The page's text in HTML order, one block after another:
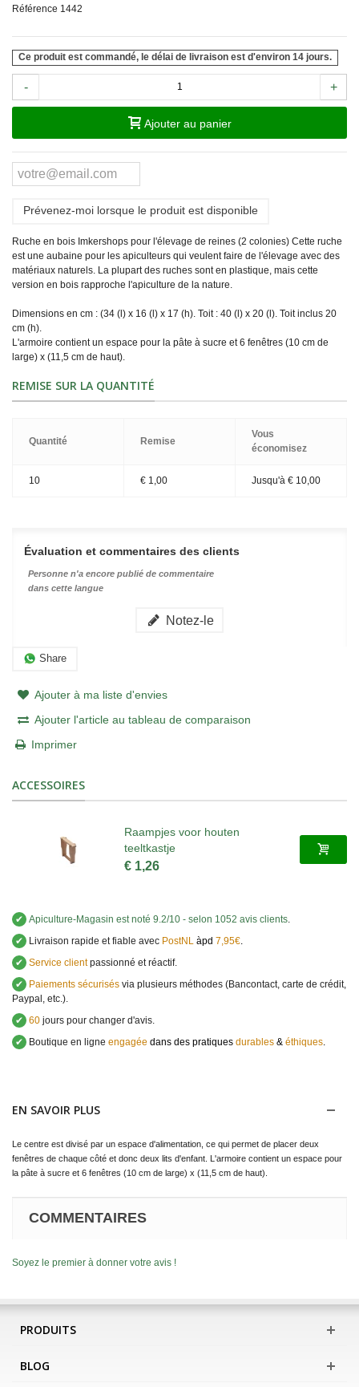
Référence 1442
Ce produit est commandé, le délai de livraison est d'environ 14 jours.
- +
Ajouter au panier
Prévenez-moi lorsque le produit est disponible
Ruche en bois Imkershops pour l'élevage de reines (2 colonies) Cette ruche
est une aubaine pour les apiculteurs qui veulent faire de l'élevage avec des
matériaux naturels. La plupart des ruches sont en plastique, mais cette
version en bois rapproche l'apiculture de la nature.
Dimensions en cm : (34 (l) x 16 (l) x 17 (h). Toit : 40 (l) x 20 (l). Toit inclus 20
cm (h).
L'armoire contient un espace pour la pâte à sucre et 6 fenêtres (10 cm de
large) x (11,5 cm de haut).
REMISE SUR LA QUANTITÉ
Quantité Remise
Vous
économisez
10 € 1,00 Jusqu'à € 10,00
Évaluation et commentaires des clients
Personne n'a encore publié de commentaire
dans cette langue
Notez-le
Share
Ajouter à ma liste d'envies
Ajouter l'article au tableau de comparaison
Imprimer
ACCESSOIRES
Raampjes voor houten
teeltkastje
€ 1,26
✔ Apiculture-Magasin est noté 9.2/10 - selon 1052 avis clients
✔
Livraison rapide et fiable avec PostNL àpd 7,95€
✔ Service clientpassionné et réactif.
✔
Paiements sécurisés via plusieurs méthodes (Bancontact, carte de crédit,
Paypal, etc.).
✔ 60 jours pour changer d'avis.
✔
Boutique en ligne engagée dans des pratiques durables & éthiques
EN SAVOIR PLUS
Le centre est divisé par un espace d'alimentation, ce qui permet de placer deux
fenêtres de chaque côté et donc deux lits d'enfant. L'armoire contient un espace pour
la pâte à sucre et 6 fenêtres (10 cm de large) x (11,5 cm de haut).
COMMENTAIRES
Soyez le premier à donner votre avis !
PRODUITS
BLOG